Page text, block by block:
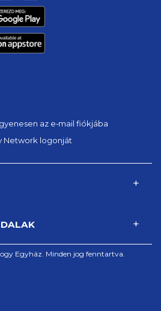
az e‑mail fiókjába
Network logonját
Egyház. Minden jog fenntartva.